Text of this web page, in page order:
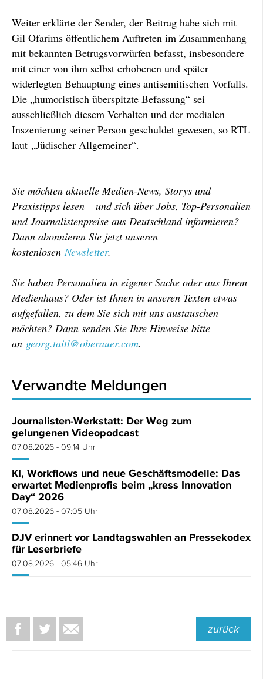
Weiter erklärte der Sender, der Beitrag habe sich mit
Gil Ofarims öffentlichem Auftreten im Zusammenhang
mit bekannten Betrugsvorwürfen befasst, insbesondere
mit einer von ihm selbst erhobenen und später
widerlegten Behauptung eines antisemitischen Vorfalls.
Die „humoristisch überspitzte Befassung“ sei
ausschließlich diesem Verhalten und der medialen
Inszenierung seiner Person geschuldet gewesen, so RTL
laut „Jüdischer Allgemeiner“.
Sie möchten aktuelle Medien-News, Storys und
Praxistipps lesen – und sich über Jobs, Top-Personalien
und Journalistenpreise aus Deutschland informieren?
Dann abonnieren Sie jetzt unseren
kostenlosenNewsletter.
Sie haben Personalien in eigener Sache oder aus Ihrem
Medienhaus? Oder ist Ihnen in unseren Texten etwas
aufgefallen, zu dem Sie sich mit uns austauschen
möchten? Dann senden Sie Ihre Hinweise bitte
an georg.taitl@oberauer.com.
Verwandte Meldungen
Journalisten-Werkstatt: Der Weg zum
gelungenen Videopodcast
07.08.2026 - 09:14 Uhr
KI, Workflows und neue Geschäftsmodelle: Das
erwartet Medienprofis beim „kress Innovation
Day“ 2026
07.08.2026 - 07:05 Uhr
DJV erinnert vor Landtagswahlen an Pressekodex
für Leserbriefe
07.08.2026 - 05:46 Uhr
zurück